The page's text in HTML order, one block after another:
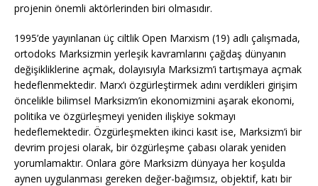
projenin önemli aktörlerinden biri olmasıdır.
1995’de yayınlanan üç ciltlik Open Marxism (19) adlı çalışmada,
ortodoks Marksizmin yerleşik kavramlarını çağdaş dünyanın
değişikliklerine açmak, dolayısıyla Marksizm’i tartışmaya açmak
hedeflenmektedir. Marx’ı özgürleştirmek adını verdikleri girişim
öncelikle bilimsel Marksizm’in ekonomizmini aşarak ekonomi,
politika ve özgürleşmeyi yeniden ilişkiye sokmayı
hedeflemektedir. Özgürleşmekten ikinci kasıt ise, Marksizm’i bir
devrim projesi olarak, bir özgürleşme çabası olarak yeniden
yorumlamaktır. Onlara göre Marksizm dünyaya her koşulda
aynen uygulanması gereken değer-bağımsız, objektif, katı bir